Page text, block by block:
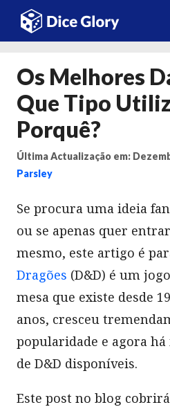
Saltar
para
conteúdo
Os Melhores
Que Tipo
Porquê?
Última Actualização em:
Parsley
Se procura uma ideia
ou se apenas quer
mesmo, este artigo é
Dragões (D&D) é um
mesa que existe desde
anos, cresceu
popularidade e agora
de D&D disponíveis.
Este post no blog